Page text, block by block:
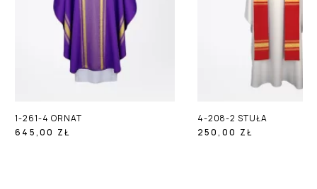
1-261-4 ORNAT
645,00 ZŁ
4-208-2 STUŁA
250,00 ZŁ